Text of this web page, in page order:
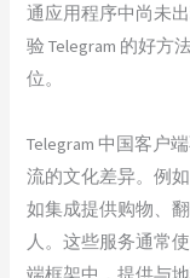
通应用程序中尚未
验 Telegram 的好方
位。
Telegram 中国客户
流的文化差异。例
如集成提供购物、
人。这些服务通常